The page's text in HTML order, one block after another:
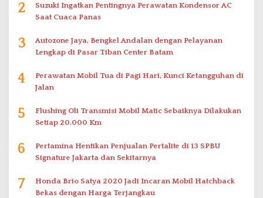
2
Suzuki Ingatkan Pentingnya Perawatan Kondensor AC
Saat Cuaca Panas
3
Autozone Jaya, Bengkel Andalan dengan Pelayanan
Lengkap di Pasar Tiban Center Batam
4
Perawatan Mobil Tua di Pagi Hari, Kunci Ketangguhan di
Jalan
5
Flushing Oli Transmisi Mobil Matic Sebaiknya Dilakukan
Setiap 20.000 Km
6
Pertamina Hentikan Penjualan Pertalite di 13 SPBU
Signature Jakarta dan Sekitarnya
7
Honda Brio Satya 2020 Jadi Incaran Mobil Hatchback
Bekas dengan Harga Terjangkau